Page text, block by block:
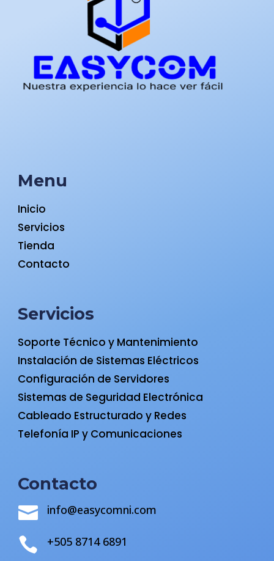
Menu
Inicio
Servicios
Tienda
Contacto
Servicios
Soporte Técnico y Mantenimiento
Instalación de Sistemas Eléctricos
Configuración de Servidores
Sistemas de Seguridad Electrónica
Cableado Estructurado y Redes
Telefonía IP y Comunicaciones
Contacto
 info@easycomni.com
 +505 8714 6891